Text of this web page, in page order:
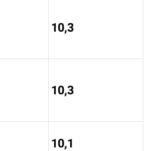
10,3
10,3
10,1